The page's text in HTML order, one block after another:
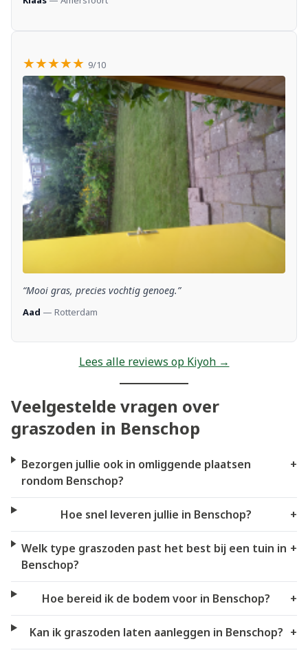
★★★★★ 9/10
“Mooi gras, precies vochtig genoeg.”
Aad — Rotterdam
Lees alle reviews op Kiyoh →
Veelgestelde vragen over
graszoden in Benschop
Bezorgen jullie ook in omliggende plaatsen
rondom Benschop?
+
Hoe snel leveren jullie in Benschop? +
Welk type graszoden past het best bij een tuin in
Benschop?
+
Hoe bereid ik de bodem voor in Benschop? +
Kan ik graszoden laten aanleggen in Benschop? +